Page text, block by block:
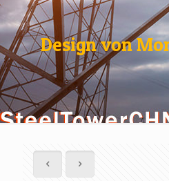
Design von